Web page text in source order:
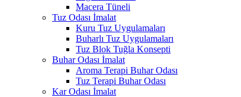
Macera Tüneli
Tuz Odası İmalat
Kuru Tuz Uygulamaları
Buharlı Tuz Uygulamaları
Tuz Blok Tuğla Konsepti
Buhar Odası İmalat
Aroma Terapi Buhar Odası
Tuz Terapi Buhar Odası
Kar Odası İmalat